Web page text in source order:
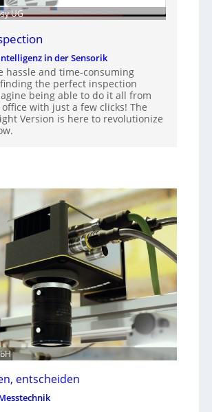
UG
in der Sensorik
hassle and time-consuming
the perfect inspection
being able to do it all from
with just a few clicks! The
Version is here to revolutionize
entscheiden